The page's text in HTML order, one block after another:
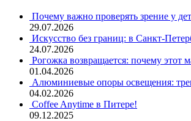
Почему важно проверять зрение у
29.07.2026
Искусство без границ: в Санкт-
24.07.2026
Рогожка возвращается: почему этот
01.04.2026
Алюминиевые опоры освещения:
04.02.2026
Coffee Anytime в Питере!
09.12.2025